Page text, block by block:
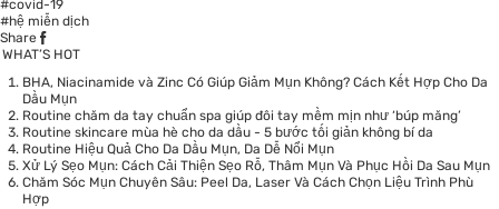
#covid-19
#hệ miễn dịch
Share
WHAT’S HOT
BHA, Niacinamide và Zinc Có Giúp Giảm Mụn Không? Cách Kết Hợp Cho Da
Dầu Mụn
Routine chăm da tay chuẩn spa giúp đôi tay mềm mịn như ‘búp măng’
Routine skincare mùa hè cho da dầu - 5 bước tối giản không bí da
Routine Hiệu Quả Cho Da Dầu Mụn, Da Dễ Nổi Mụn
Xử Lý Sẹo Mụn: Cách Cải Thiện Sẹo Rỗ, Thâm Mụn Và Phục Hồi Da Sau Mụn
Chăm Sóc Mụn Chuyên Sâu: Peel Da, Laser Và Cách Chọn Liệu Trình Phù
Hợp